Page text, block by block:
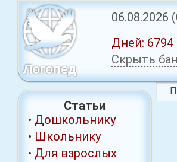
Логопед
06.08.2026
Дней: 6794
Скрыть
Статьи
• Дошкольнику
• Школьнику
• Для взрослых